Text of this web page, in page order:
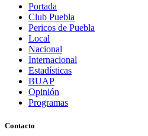
Portada
Club Puebla
Pericos de Puebla
Local
Nacional
Internacional
Estadísticas
BUAP
Opinión
Programas
Contacto